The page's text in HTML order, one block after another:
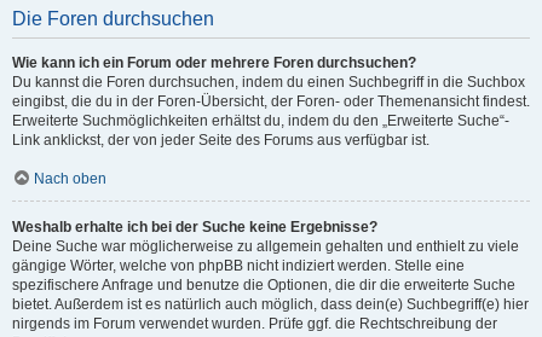
Die Foren durchsuchen
Wie kann ich ein Forum oder mehrere Foren durchsuchen?
Du kannst die Foren durchsuchen, indem du einen Suchbegriff in die Suchbox
eingibst, die du in der Foren-Übersicht, der Foren- oder Themenansicht findest.
Erweiterte Suchmöglichkeiten erhältst du, indem du den „Erweiterte Suche“-
Link anklickst, der von jeder Seite des Forums aus verfügbar ist.
Nach oben
Weshalb erhalte ich bei der Suche keine Ergebnisse?
Deine Suche war möglicherweise zu allgemein gehalten und enthielt zu viele
gängige Wörter, welche von phpBB nicht indiziert werden. Stelle eine
spezifischere Anfrage und benutze die Optionen, die dir die erweiterte Suche
bietet. Außerdem ist es natürlich auch möglich, dass dein(e) Suchbegriff(e) hier
nirgends im Forum verwendet wurden. Prüfe ggf. die Rechtschreibung der